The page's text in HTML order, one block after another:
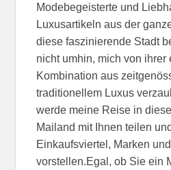
Modebegeisterte und
Luxusartikeln aus der
diese faszinierende Stadt
nicht umhin, mich von ihrer
Kombination aus
traditionellem Luxus
werde meine Reise in
Mailand mit Ihnen teilen
Einkaufsviertel, Marken
vorstellen.Egal, ob Sie ein